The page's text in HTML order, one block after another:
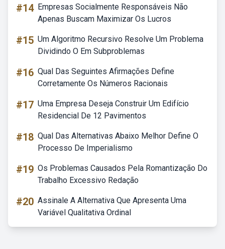
#14 Empresas Socialmente Responsáveis Não
Apenas Buscam Maximizar Os Lucros
#15 Um Algoritmo Recursivo Resolve Um Problema
Dividindo O Em Subproblemas
#16 Qual Das Seguintes Afirmações Define
Corretamente Os Números Racionais
#17 Uma Empresa Deseja Construir Um Edifício
Residencial De 12 Pavimentos
#18 Qual Das Alternativas Abaixo Melhor Define O
Processo De Imperialismo
#19 Os Problemas Causados Pela Romantização Do
Trabalho Excessivo Redação
#20 Assinale A Alternativa Que Apresenta Uma
Variável Qualitativa Ordinal